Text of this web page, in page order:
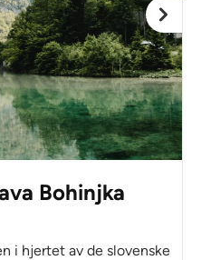
Bohinjka
i hjertet av de slovenske